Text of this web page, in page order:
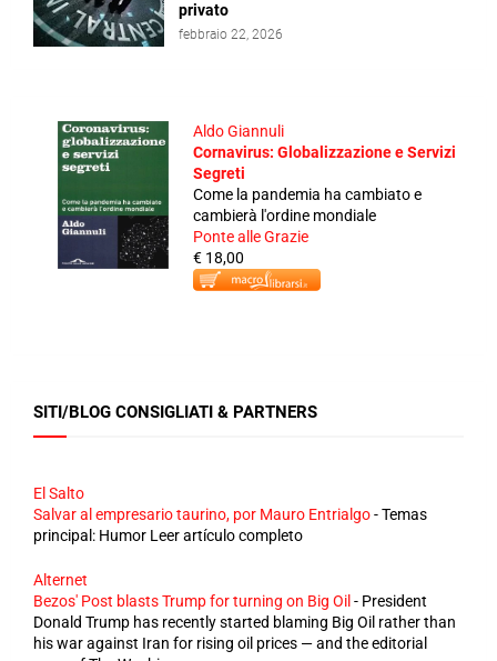
privato
febbraio 22, 2026
Aldo Giannuli
Cornavirus: Globalizzazione e Servizi
Segreti
Come la pandemia ha cambiato e
cambierà l'ordine mondiale
Ponte alle Grazie
€ 18,00
SITI/BLOG CONSIGLIATI & PARTNERS
El Salto
Salvar al empresario taurino, por Mauro Entrialgo-Temas
principal: Humor Leer artículo completo
Alternet
Bezos' Post blasts Trump for turning on Big Oil - President
Donald Trump has recently started blaming Big Oil rather than
his war against Iran for rising oil prices — and the editorial